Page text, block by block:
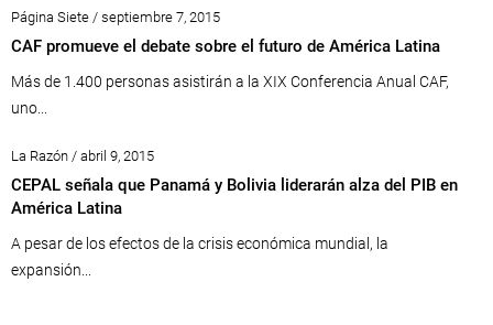
Página Siete / septiembre 7, 2015
CAF promueve el debate sobre el futuro de América Latina
Más de 1.400 personas asistirán a la XIX Conferencia Anual CAF,
uno...
La Razón / abril 9, 2015
CEPAL señala que Panamá y Bolivia liderarán alza del PIB en
América Latina
A pesar de los efectos de la crisis económica mundial, la
expansión...